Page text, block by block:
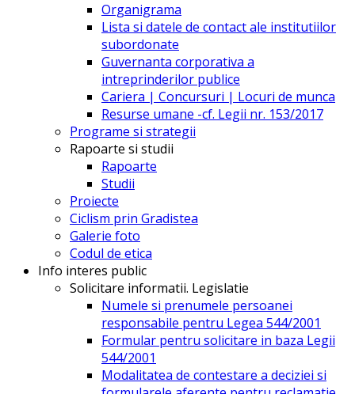
Organigrama
Lista si datele de contact ale institutiilor
subordonate
Guvernanta corporativa a
intreprinderilor publice
Cariera | Concursuri | Locuri de munca
Resurse umane -cf. Legii nr. 153/2017
Programe si strategii
Rapoarte si studii
Rapoarte
Studii
Proiecte
Ciclism prin Gradistea
Galerie foto
Codul de etica
Info interes public
Solicitare informatii. Legislatie
Numele si prenumele persoanei
responsabile pentru Legea 544/2001
Formular pentru solicitare in baza Legii
544/2001
Modalitatea de contestare a deciziei si